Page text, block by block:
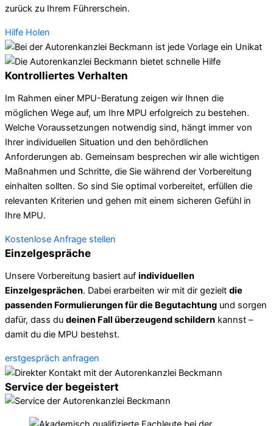
zurück zu Ihrem Führerschein.
Hilfe Holen
Kontrolliertes Verhalten
Im Rahmen einer MPU-Beratung zeigen wir Ihnen die
möglichen Wege auf, um Ihre MPU erfolgreich zu bestehen.
Welche Voraussetzungen notwendig sind, hängt immer von
Ihrer individuellen Situation und den behördlichen
Anforderungen ab. Gemeinsam besprechen wir alle wichtigen
Maßnahmen und Schritte, die Sie während der Vorbereitung
einhalten sollten. So sind Sie optimal vorbereitet, erfüllen die
relevanten Kriterien und gehen mit einem sicheren Gefühl in
Ihre MPU.
Kostenlose Anfrage stellen
Einzelgespräche
Unsere Vorbereitung basiert auf individuellen
Einzelgesprächen. Dabei erarbeiten wir mit dir gezielt die
passenden Formulierungen für die Begutachtung und sorgen
dafür, dass du deinen Fall überzeugend schildern kannst –
damit du die MPU bestehst.
erstgespräch anfragen
Service der begeistert